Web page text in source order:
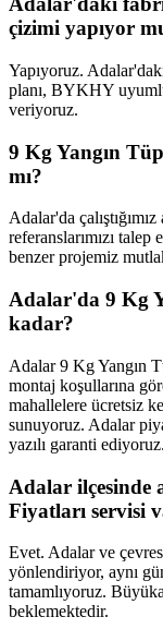
çizimi yapıyor
Yapıyoruz.
planı, BYKHY
veriyoruz.
9 Kg Yangın
mı?
Adalar'da
referanslarımızı
benzer projemiz
Adalar'da 9 Kg
kadar?
Adalar 9 Kg Yangın
montaj koşullarına
mahallelere ücretsiz
sunuyoruz. Adalar
yazılı garanti ediyoruz.
Adalar ilçesinde
Fiyatları servisi
Evet. Adalar ve
yönlendiriyor, aynı
tamamlıyoruz.
beklemektedir.